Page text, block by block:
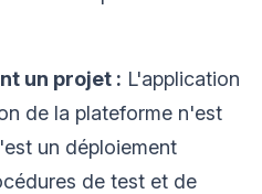
un projet : L'application
de la plateforme n'est
un déploiement
de test et de